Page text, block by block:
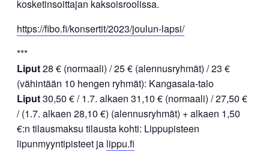
kosketinsoittajan kaksoisroolissa.
https://fibo.fi/konsertit/2023/joulun-lapsi/
***
Liput28 € (normaali) / 25 € (alennusryhmät) / 23 €
(vähintään 10 hengen ryhmät): Kangasala-talo
Liput30,50 € / 1.7. alkaen 31,10 € (normaali) / 27,50 €
/ (1.7. alkaen 28,10 €) (alennusryhmät) + alkaen 1,50
€:n tilausmaksu tilausta kohti: Lippupisteen
lipunmyyntipisteet ja lippu.fi